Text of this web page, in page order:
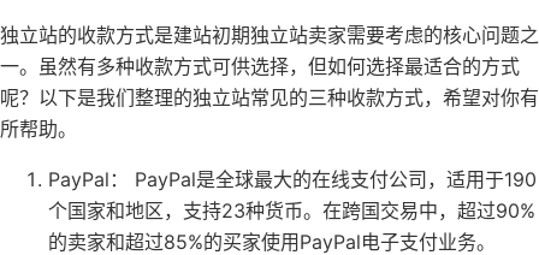
独立站的收款方式是建站初期独立站卖家需要考虑的核心问题之
一。虽然有多种收款方式可供选择，但如何选择最适合的方式
呢？以下是我们整理的独立站常见的三种收款方式，希望对你有
所帮助。
PayPal： PayPal是全球最大的在线支付公司，适用于190
个国家和地区，支持23种货币。在跨国交易中，超过90%
的卖家和超过85%的买家使用PayPal电子支付业务。